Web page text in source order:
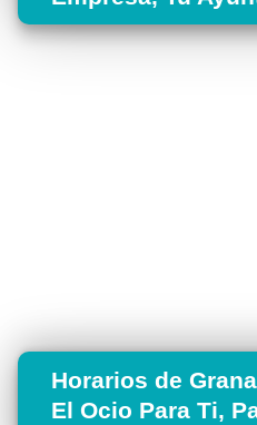
Horarios de
El Ocio Para Ti,